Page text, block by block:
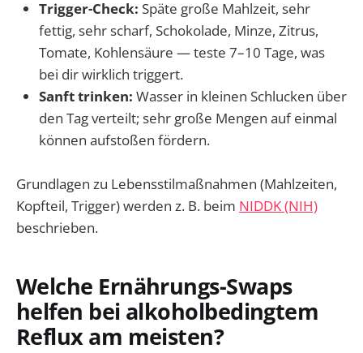
Trigger-Check: Späte große Mahlzeit, sehr
fettig, sehr scharf, Schokolade, Minze, Zitrus,
Tomate, Kohlensäure — teste 7–10 Tage, was
bei dir wirklich triggert.
Sanft trinken: Wasser in kleinen Schlucken über
den Tag verteilt; sehr große Mengen auf einmal
können aufstoßen fördern.
Grundlagen zu Lebensstilmaßnahmen (Mahlzeiten,
Kopfteil, Trigger) werden z. B. beim NIDDK (NIH)
beschrieben.
Welche Ernährungs-Swaps
helfen bei alkoholbedingtem
Reflux am meisten?